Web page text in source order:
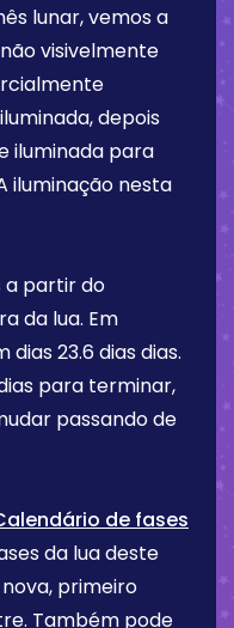
lunar, vemos a
visivelmente
depois
iluminada para
iluminação nesta
a partir do
da lua. Em
dias 23.6 dias dias.
para terminar,
passando de
de fases
da lua deste
primeiro
Também pode